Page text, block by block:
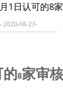
1日认可的8
- 2020-08-23-
的8家审